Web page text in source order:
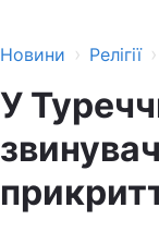
Новини › Релігії ›
У